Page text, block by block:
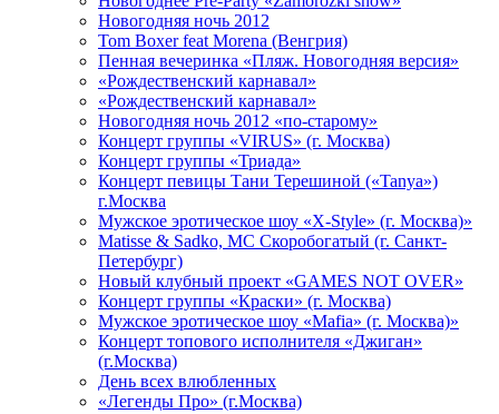
Новогодняя ночь 2012
Tom Boxer feat Morena (Венгрия)
Пенная вечеринка «Пляж. Новогодняя версия»
«Рождественский карнавал»
«Рождественский карнавал»
Новогодняя ночь 2012 «по-старому»
Концерт группы «VIRUS» (г. Москва)
Концерт группы «Триада»
Концерт певицы Тани Терешиной («Tanya»)
г.Москва
Мужское эротическое шоу «X-Style» (г. Москва)»
Matissе & Sadko, MC Скоробогатый (г. Санкт-
Петербург)
Новый клубный проект «GAMES NOT OVER»
Концерт группы «Краски» (г. Москва)
Мужское эротическое шоу «Mafia» (г. Москва)»
Концерт топового исполнителя «Джиган»
(г.Москва)
День всех влюбленных
«Легенды Про» (г.Москва)